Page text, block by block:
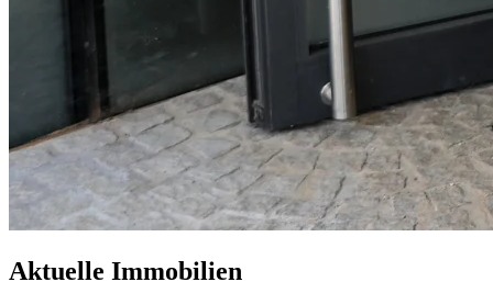
Aktuelle Immobilien